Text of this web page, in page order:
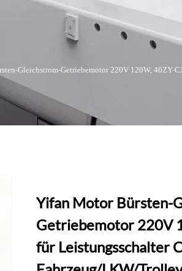
Gleichstrom-Getriebemotor 220V 120W, 40ZY-
Yifan Motor Bürsten-
Getriebemotor 220V
für Leistungsschalter